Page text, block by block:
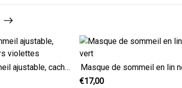
Masque de sommeil ajustable, cache-yeux à fleurs violettes
€17,00